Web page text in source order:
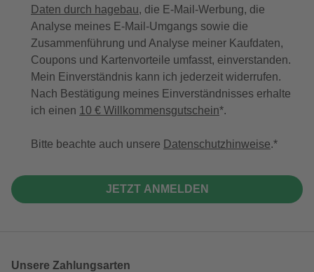
Daten durch hagebau, die E-Mail-Werbung, die
Analyse meines E-Mail-Umgangs sowie die
Zusammenführung und Analyse meiner Kaufdaten,
Coupons und Kartenvorteile umfasst, einverstanden.
Mein Einverständnis kann ich jederzeit widerrufen.
Nach Bestätigung meines Einverständnisses erhalte
ich einen 10 € Willkommensgutschein*.
Bitte beachte auch unsere Datenschutzhinweise.
JETZT ANMELDEN
Unsere Zahlungsarten